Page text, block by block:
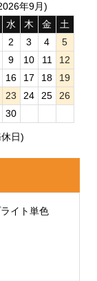
年9月)
水 木 金
土
2 3 4
5
9 10 11
12
16 17 18
19
23 24 25
26
30
日)
イト単色